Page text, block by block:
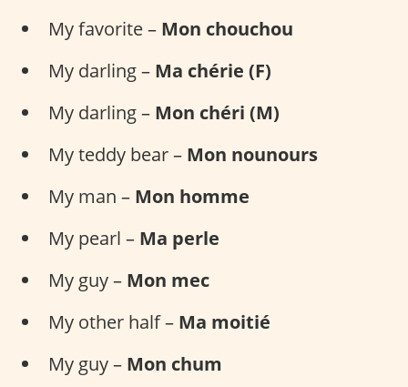
My favorite – Mon chouchou
My darling – Ma chérie (F)
My darling – Mon chéri (M)
My teddy bear – Mon nounours
My man – Mon homme
My pearl – Ma perle
My guy – Mon mec
My other half – Ma moitié
My guy – Mon chum